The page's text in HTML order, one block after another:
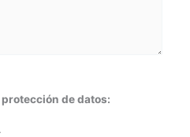
de datos: